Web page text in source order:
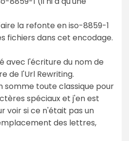
la refonte en iso-8859-1
fichiers dans cet encodage.
avec l'écriture du nom de
de l'Url Rewriting.
somme toute classique pour
spéciaux et j'en est
voir si ce n'était pas un
des lettres,